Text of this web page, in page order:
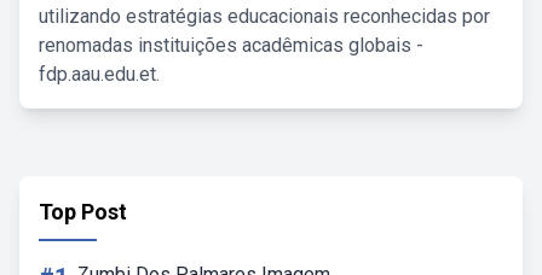
utilizando estratégias educacionais reconhecidas por
renomadas instituições acadêmicas globais -
fdp.aau.edu.et.
Top Post